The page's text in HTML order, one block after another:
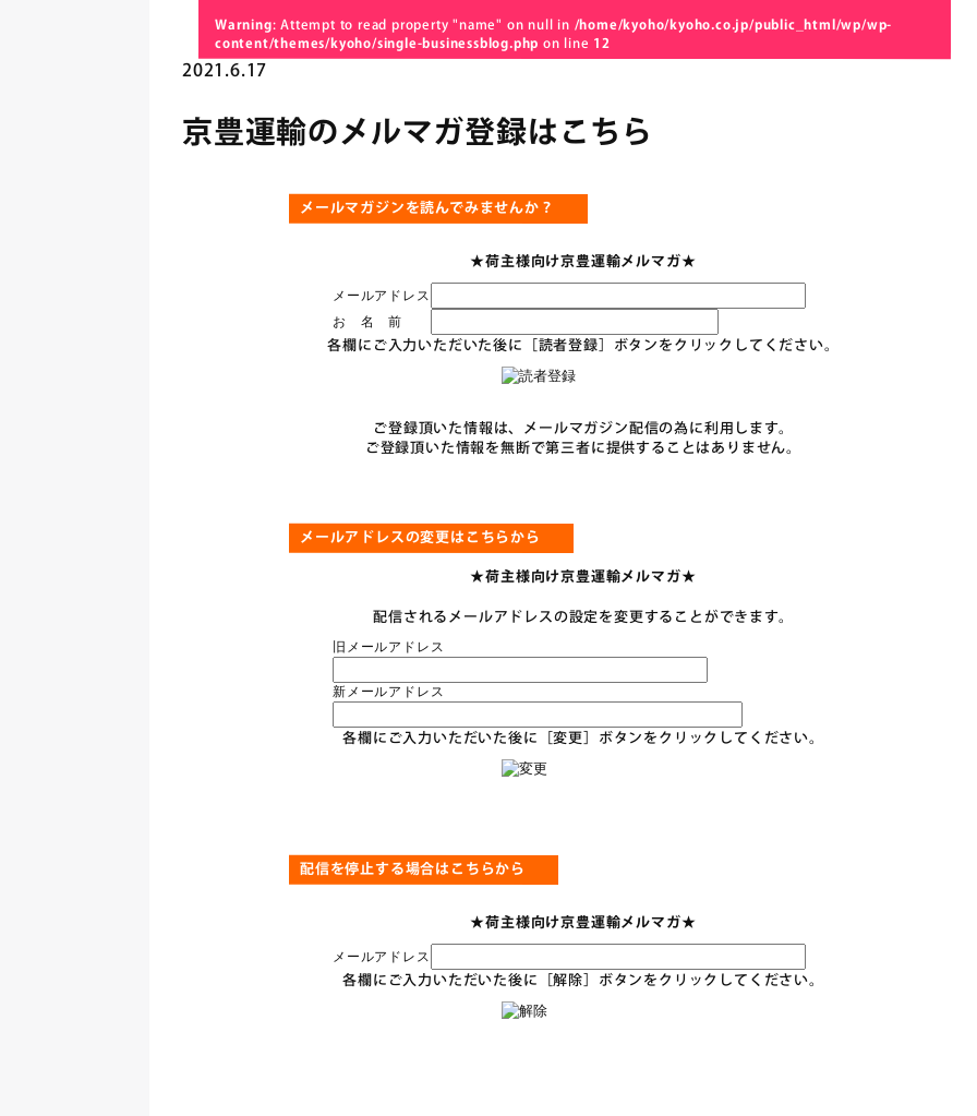
Warning: Attempt to read property "name" on null in /home/kyoho/kyoho.co.jp/public_html/wp/wp-
content/themes/kyoho/single-businessblog.php on line 12
2021.6.17
京豊運輸のメルマガ登録はこちら
メールマガジンを読んでみませんか？
★荷主様向け京豊運輸メルマガ★
メールアドレス
お 名 前
各欄にご入力いただいた後に［読者登録］ボタンをクリックしてください。
ご登録頂いた情報は、メールマガジン配信の為に利用します。
ご登録頂いた情報を無断で第三者に提供することはありません。
メールアドレスの変更はこちらから
★荷主様向け京豊運輸メルマガ★
配信されるメールアドレスの設定を変更することができます。
旧メールアドレス
新メールアドレス
各欄にご入力いただいた後に［変更］ボタンをクリックしてください。
配信を停止する場合はこちらから
★荷主様向け京豊運輸メルマガ★
メールアドレス
各欄にご入力いただいた後に［解除］ボタンをクリックしてください。